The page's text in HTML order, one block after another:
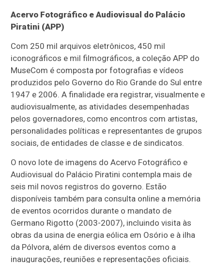
Acervo Fotográfico e Audiovisual do Palácio
Piratini (APP)
Com 250 mil arquivos eletrônicos, 450 mil
iconográficos e mil filmográficos, a coleção APP do
MuseCom é composta por fotografias e vídeos
produzidos pelo Governo do Rio Grande do Sul entre
1947 e 2006. A finalidade era registrar, visualmente e
audiovisualmente, as atividades desempenhadas
pelos governadores, como encontros com artistas,
personalidades políticas e representantes de grupos
sociais, de entidades de classe e de sindicatos.
O novo lote de imagens do Acervo Fotográfico e
Audiovisual do Palácio Piratini contempla mais de
seis mil novos registros do governo. Estão
disponíveis também para consulta online a memória
de eventos ocorridos durante o mandato de
Germano Rigotto (2003-2007), incluindo visita às
obras da usina de energia eólica em Osório e à ilha
da Pólvora, além de diversos eventos como a
inaugurações, reuniões e representações oficiais.